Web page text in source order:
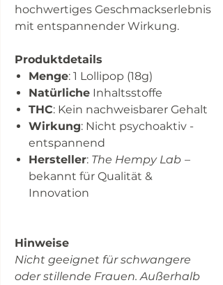
hochwertiges Geschmackserlebnis
mit entspannender Wirkung.
Produktdetails
Menge: 1 Lollipop (18g)
Natürliche Inhaltsstoffe
THC: Kein nachweisbarer Gehalt
Wirkung: Nicht psychoaktiv -
entspannend
Hersteller: The Hempy Lab –
bekannt für Qualität &
Innovation
Hinweise
Nicht geeignet für schwangere
oder stillende Frauen. Außerhalb